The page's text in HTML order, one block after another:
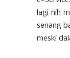
lagi nih
senang
meski